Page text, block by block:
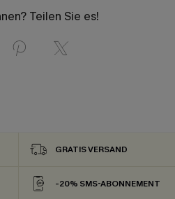
Teilen Sie es!
GRATIS VERSAND
-20% SMS-ABONNEMENT